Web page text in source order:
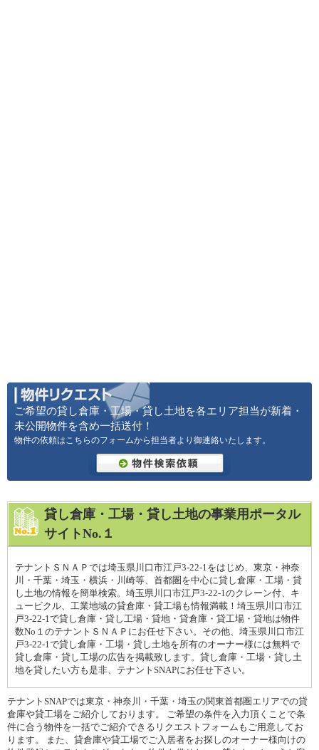
テナントSNAPでは東京・神奈川・千葉・埼玉の関東首都圏エリアでの貸
倉庫や貸工場をご紹介しております。 ご希望の条件を入力頂くことで条
件に合う物件を一括でご紹介できるリクエストフォームもご用意してお
ります。 また、貸倉庫や貸工場でご入居者をお探しのオーナー様向けの
ご希望の貸し倉庫・工場・貸し土地を各エリア担当が新着・
未公開物件を含め一括送付！
物件の依頼はこちらのフォームから担当者より御連絡いたします。
貸し倉庫・工場・貸し土地の事業用ポータル
サイトNo.１
テナントＳＮＡＰでは埼玉県川口市江戸3-22-1をはじめ、東京・神奈
川・千葉・埼玉・横浜・川崎等、首都圏を中心に貸し倉庫・工場・貸
し土地の情報を簡単検索。埼玉県川口市江戸3-22-1のクレーン付、キ
ュービクル、工業地域の貸倉庫・貸工場も情報満載！埼玉県川口市江
戸3-22-1で貸し倉庫・貸し工場・貸地・貸倉庫・貸工場・貸地は物件
数No１のテナントＳＮＡＰにお任せ下さい。その他、埼玉県川口市江
戸3-22-1で貸し倉庫・工場・貸し土地を所有のオーナー様には無料で
貸し倉庫・貸し工場の広告を掲載致します。貸し倉庫・工場・貸し土
地を貸したい方も是非、テナントSNAPにお任せ下さい。